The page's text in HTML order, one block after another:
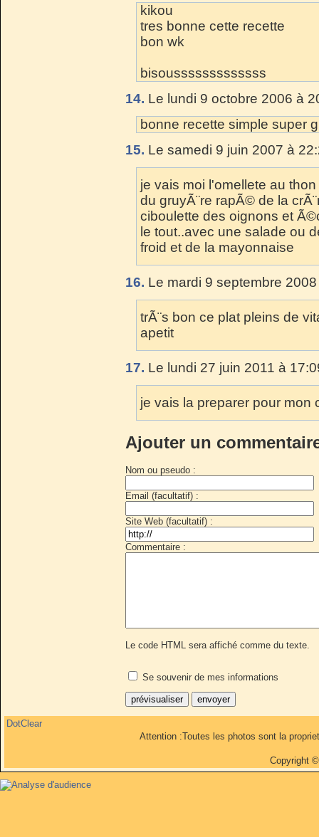
kikou
tres bonne cette recette
bon wk
bisousssssssssssss
14. Le lundi 9 octobre 2006 à
bonne recette simple super
15. Le samedi 9 juin 2007 à
je vais moi l'omellete au
du gruyÃ¨re rapÃ© de la
ciboulette des oignons et
le tout..avec une salade ou
froid et de la mayonnaise
16. Le mardi 9 septembre
trÃ¨s bon ce plat pleins de
apetit
17. Le lundi 27 juin 2011 à
je vais la preparer pour mon
Ajouter un
Nom ou pseudo :
Email (facultatif) :
Site Web (facultatif) :
Commentaire :
Le code HTML sera affiché comme du texte.
Se souvenir de mes informations
DotClear
Attention :Toutes les photos sont la
Copyright